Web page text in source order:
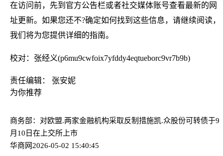
在访问前，先到官方公告栏或者社交媒体账号查看最新的网
址更新。如果您还不?确定如何找到这些信息，请继续阅读，
我们将为您提供详细的指南。
校对：张经义(p6mu9cwfoix7yfddy4eqtueborc9vr7b9b)
责任编辑： 张安妮
为你推荐
商务部：对欧盟.两家金融机构采取反制措施凯.众股份可转债于9
月10日在上交所上市
华商网2026-05-02 15:40:45